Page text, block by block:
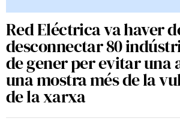
Red Eléctrica va haver
desconnectar 80
de gener per evitar una
una mostra més de la
de la xarxa